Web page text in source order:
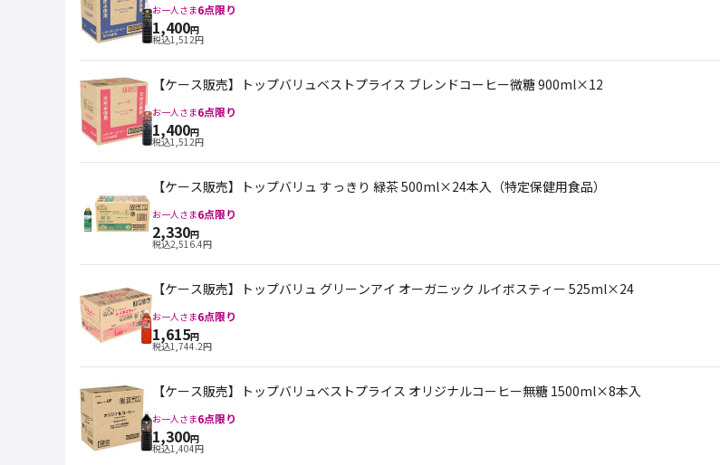
お一人さま6点限り
1,400円
税込1,512円
【ケース販売】トップバリュベストプライス ブレンドコーヒー微糖 900ml×12
お一人さま6点限り
1,400円
税込1,512円
【ケース販売】トップバリュ すっきり 緑茶 500ml×24本入（特定保健用食品）
お一人さま6点限り
2,330円
税込2,516.4円
【ケース販売】トップバリュ グリーンアイ オーガニック ルイボスティー 525ml×24
お一人さま6点限り
1,615円
税込1,744.2円
【ケース販売】トップバリュベストプライス オリジナルコーヒー無糖 1500ml×8本入
お一人さま6点限り
1,300円
税込1,404円